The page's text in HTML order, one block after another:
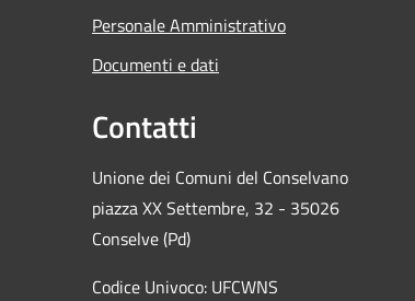
Personale Amministrativo
Documenti e dati
Contatti
Unione dei Comuni del Conselvano
piazza XX Settembre, 32 - 35026
Conselve (Pd)
Codice Univoco: UFCWNS